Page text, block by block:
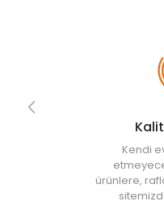
• Derin tencere + kapak: 22
Kullanım ve Bakım Bilgileri
• Bulaşık makinesinde
• Daha uzun ömürlü olması
Bu fiyat perakende
Evidea tarafından
• " Ürün görsellerinde ışık,
Kendi
ürünlere,